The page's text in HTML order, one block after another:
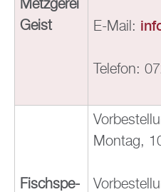
Metz­ge­rei
Geist
E-Mail:
Te­le­fon:
Fisch­spe­
Mon­tag,